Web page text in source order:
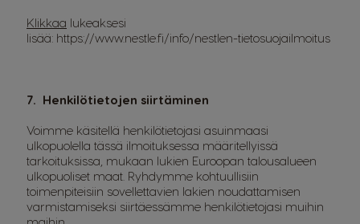
Klikkaa lukeaksesi
lisää: https://www.nestle.fi/info/nestlen-tietosuojailmoitus
7. Henkilötietojen siirtäminen
Voimme käsitellä henkilötietojasi asuinmaasi
ulkopuolella tässä ilmoituksessa määritellyissä
tarkoituksissa, mukaan lukien Euroopan talousalueen
ulkopuoliset maat. Ryhdymme kohtuullisiin
toimenpiteisiin sovellettavien lakien noudattamisen
varmistamiseksi siirtäessämme henkilötietojasi muihin